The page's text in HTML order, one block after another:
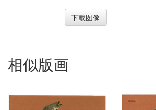
下载图像
相似版画